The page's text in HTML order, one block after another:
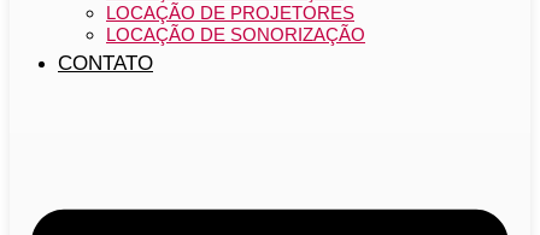
LOCAÇÃO DE PROJETORES
LOCAÇÃO DE SONORIZAÇÃO
CONTATO